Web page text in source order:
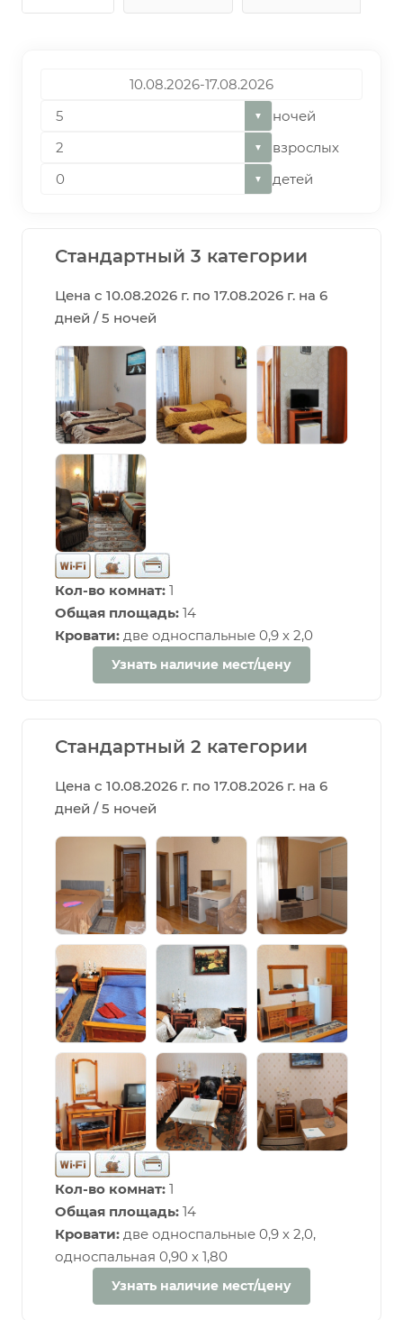
▼ ночей
▼ взрослых
▼ детей
Стандартный 3 категории
Цена с 10.08.2026 г. по 17.08.2026 г. на 6
дней / 5 ночей
Кол-во комнат: 1
Общая площадь: 14
Кровати: две односпальные 0,9 х 2,0
Узнать наличие мест/цену
Стандартный 2 категории
Цена с 10.08.2026 г. по 17.08.2026 г. на 6
дней / 5 ночей
Кол-во комнат: 1
Общая площадь: 14
Кровати: две односпальные 0,9 х 2,0,
односпальная 0,90 х 1,80
Узнать наличие мест/цену